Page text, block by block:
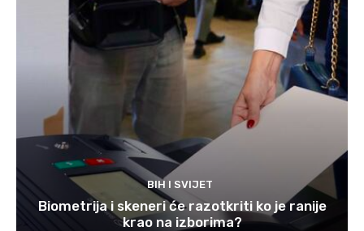
BIH I SVIJET
Biometrija i skeneri će razotkriti ko je ranije
krao na izborima?